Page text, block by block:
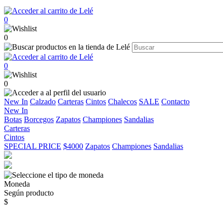
0
0
0
0
New In Calzado Carteras Cintos Chalecos SALE Contacto
New In
Botas Borcegos Zapatos Championes Sandalias
Carteras
Cintos
SPECIAL PRICE $4000 Zapatos Championes Sandalias
Moneda
Según producto
$